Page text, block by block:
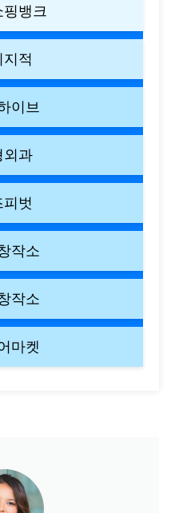
뱅크
적
이브
외과
벗
작소
작소
마켓